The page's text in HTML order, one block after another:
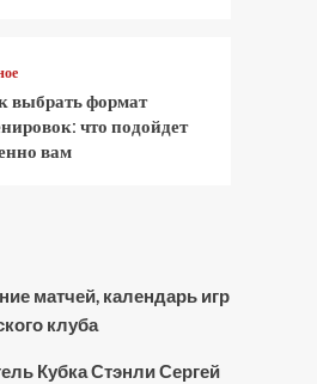
выбрать формат
что подойдет
вам
матчей, календарь игр
клуба
Кубка Стэнли Сергей